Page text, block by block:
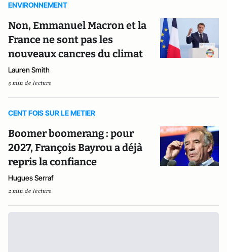
ENVIRONNEMENT
Non, Emmanuel Macron et la
France ne sont pas les
nouveaux cancres du climat
Lauren Smith
5 min de lecture
CENT FOIS SUR LE METIER
Boomer boomerang : pour
2027, François Bayrou a déjà
repris la confiance
Hugues Serraf
2 min de lecture